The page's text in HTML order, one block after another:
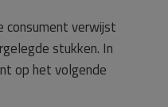
consument verwijst
stukken. In
op het volgende